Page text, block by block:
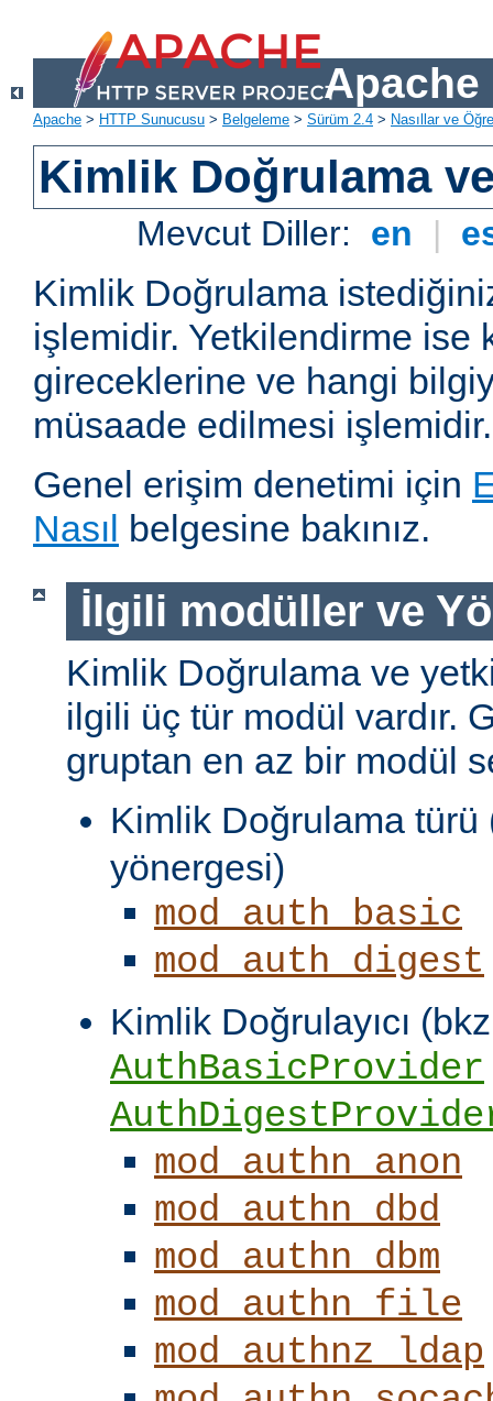
Apache
Apache > HTTP Sunucusu > Belgeleme > Sürüm 2.4 > Nasıllar ve
Kimlik Doğrulama
Mevcut Diller: en |
Kimlik Doğrulama
işlemidir. Yetkilendirme ise
gireceklerine ve hangi
müsaade edilmesi işlemidir.
Genel erişim denetimi için
Nasıl belgesine bakınız.
İlgili modüller ve
Kimlik Doğrulama ve
ilgili üç tür modül vardır.
gruptan en az bir modül
Kimlik Doğrulama
yönergesi)
mod_auth_basic
mod_auth_digest
Kimlik Doğrulayıcı
AuthBasicProvider
mod_authn_anon
mod_authn_dbd
mod_authn_dbm
mod_authn_file
mod_authnz_ldap